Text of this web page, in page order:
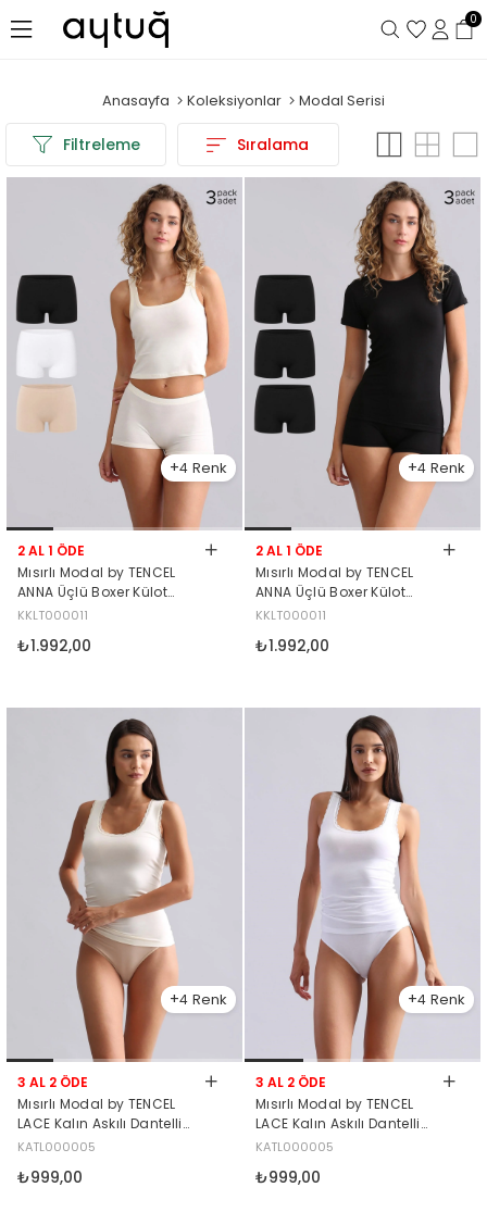
0
Anasayfa Koleksiyonlar Modal Serisi
Filtreleme Sıralama
4
2 AL 1 ÖDE
Mısırlı Modal by TENCEL
ANNA Üçlü Boxer Külot
Siyah-Ten-Ekru
KKLT000011
₺1.992,00
4
2 AL 1 ÖDE
Mısırlı Modal by TENCEL
ANNA Üçlü Boxer Külot
Siyah
KKLT000011
₺1.992,00
4
3 AL 2 ÖDE
Mısırlı Modal by TENCEL
LACE Kalın Askılı Dantelli
Atlet / T-Shirt Ekru
KATL000005
₺999,00
4
3 AL 2 ÖDE
Mısırlı Modal by TENCEL
LACE Kalın Askılı Dantelli
Atlet / T-Shirt Beyaz
KATL000005
₺999,00